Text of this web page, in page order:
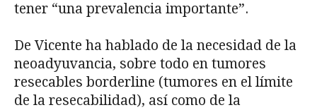
tener “una prevalencia importante”.
De Vicente ha hablado de la necesidad de la
neoadyuvancia, sobre todo en tumores
resecables borderline (tumores en el límite
de la resecabilidad), así como de la